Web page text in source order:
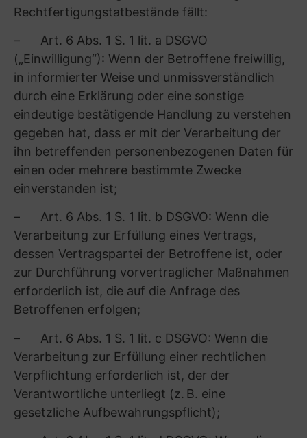
Daten zu verlangen;
– gemäß Art. 17 DSGVO die Löschung Ihrer
bei uns gespeicherten Daten zu verlangen,
soweit nicht die Verarbeitung zur Ausübung des
Rechts auf freie Meinungsäußerung und
Information, zur Erfüllung einer rechtlichen
Verpflichtung, aus Gründen des öffentlichen
Interesses oder zur Geltendmachung, Ausübung
oder Verteidigung von Rechtsansprüchen
erforderlich ist;
– gemäß Art. 18 DSGVO die Einschränkung
der Verarbeitung Ihrer Daten zu verlangen,
soweit die Richtigkeit der Daten von Ihnen
bestritten wird oder die Verarbeitung
unrechtmäßig ist;
– gemäß Art. 20 DSGVO Ihre Daten, die Sie
uns bereitgestellt haben, in einem
strukturierten, gängigen und
maschinenlesbaren Format zu erhalten oder die
Übermittlung an einen anderen
Verantwortlichen zu verlangen